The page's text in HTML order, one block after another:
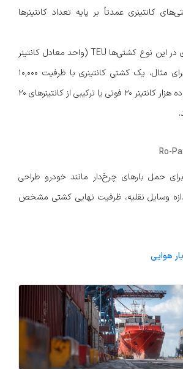
کانتینری عمدتاً بر پایه تعداد کانتینرها
معیار اصلی اندازه‌گیری در این نوع کشتی‌ها TEU (واحد معادل کانتینر
بیست فوتی) است. برای مثال، یک کشتی کانتینری با ظرفیت ۱۰٬۰۰۰
TEU می‌تواند حداکثر ده هزار کانتینر ۲۰ فوتی یا ترکیبی از کانتینرهای ۲۰
کشتی باری Ro-Ro برای حمل بارهای چرخ‌دار مانند خودرو طراحی
وسایل نقلیه، ظرفیت نهایی کشتی مشخص
هوایی